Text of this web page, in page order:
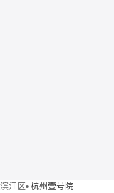
滨江区• 杭州壹号院